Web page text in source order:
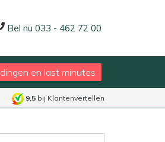
Bel nu 033 - 462 72 00
en last minutes
9,5bij Klantenvertellen